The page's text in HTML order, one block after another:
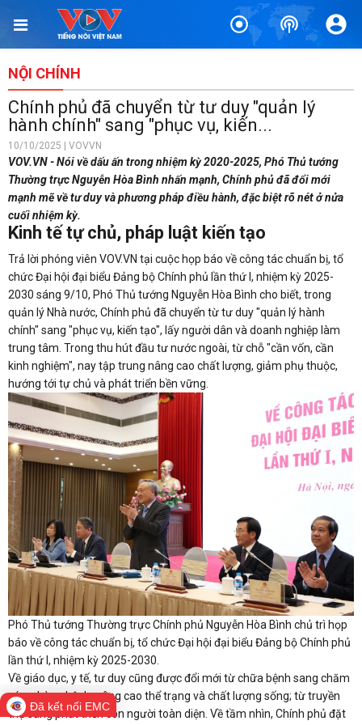
NỘI CHÍNH
Chính phủ đã chuyển từ tư duy "quản lý
hành chính" sang "phục vụ, kiến...
10/10/2025 | VOVVN
VOV.VN - Nói về dấu ấn trong nhiệm kỳ 2020-2025, Phó Thủ tướng
Thường trực Nguyễn Hòa Bình nhấn mạnh, Chính phủ đã đổi mới
mạnh mẽ về tư duy và phương pháp điều hành, đặc biệt rõ nét ở nửa
cuối nhiệm kỳ.
Kinh tế tự chủ, pháp luật kiến tạo
Trả lời phóng viên VOV.VN tại cuộc họp báo về công tác chuẩn bị, tổ
chức Đại hội đại biểu Đảng bộ Chính phủ lần thứ I, nhiệm kỳ 2025-
2030 sáng 9/10, Phó Thủ tướng Nguyễn Hòa Bình cho biết, trong
quản lý Nhà nước, Chính phủ đã chuyển từ tư duy "quản lý hành
chính" sang "phục vụ, kiến tạo", lấy người dân và doanh nghiệp làm
trung tâm. Trong thu hút đầu tư nước ngoài, từ chỗ "cần vốn, cần
kinh nghiệm", nay tập trung nâng cao chất lượng, giảm phụ thuộc,
hướng tới tự chủ và phát triển bền vững.
Phó Thủ tướng Thường trực Chính phủ Nguyễn Hòa Bình chủ trì họp
báo về công tác chuẩn bị, tổ chức Đại hội đại biểu Đảng bộ Chính phủ
lần thứ I, nhiệm kỳ 2025-2030.
Về giáo dục, y tế, tư duy cũng được đổi mới từ chữa bệnh sang chăm
sóc, phòng bệnh, nâng cao thể trạng và chất lượng sống; từ truyền
thụ sang phát triển con người toàn diện. Về tầm nhìn, Chính phủ đặt
Đã kết nối EMC